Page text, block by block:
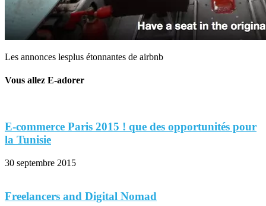
Les annonces lesplus étonnantes de airbnb
Vous allez E-adorer
E-commerce Paris 2015 ! que des opportunités pour
la Tunisie
30 septembre 2015
Freelancers and Digital Nomad